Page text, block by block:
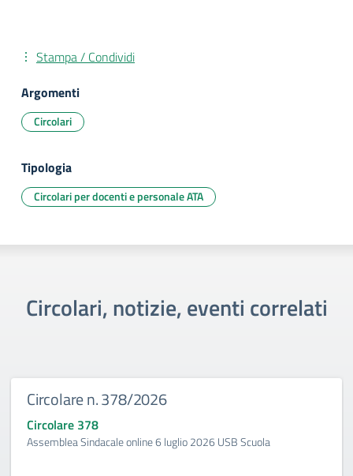
Stampa / Condividi
Argomenti
Circolari
Tipologia
Circolari per docenti e personale ATA
Circolari, notizie, eventi correlati
Circolare n. 378/2026
Circolare 378
Assemblea Sindacale online 6 luglio 2026 USB Scuola